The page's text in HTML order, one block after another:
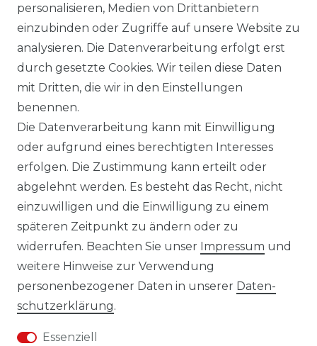
LIEFERZEIT ETWA 1 BIS 3 WERKTAGE
14 TAGE RÜCKGABERECHT
Laro-Shop.de
06233-7705680
info@laro-shop.de
Montag - Freitag, 09:00 - 17:00
personalisieren, Medien von Drittanbietern
einzubinden oder Zugriffe auf unsere Website zu
analysieren. Die Datenverarbeitung erfolgt erst
durch gesetzte Cookies. Wir teilen diese Daten
mit Dritten, die wir in den Einstellungen
benennen.
Die Datenverarbeitung kann mit Einwilligung
oder aufgrund eines berechtigten Interesses
erfolgen. Die Zustimmung kann erteilt oder
abgelehnt werden. Es besteht das Recht, nicht
einzuwilligen und die Einwilligung zu einem
späteren Zeitpunkt zu ändern oder zu
widerrufen. Beachten Sie unser Impressum und
weitere Hinweise zur Verwendung
personenbezogener Daten in unserer Daten­
schutz­erklärung.
Essenziell